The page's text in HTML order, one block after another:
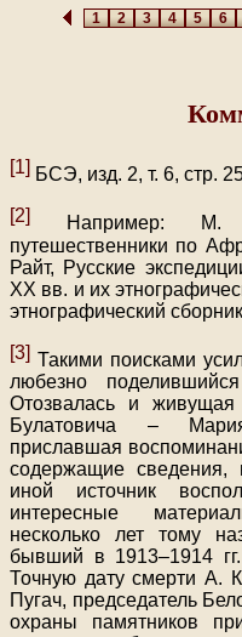
123456
[1] БСЭ, изд. 2, т. 6, стр.
[2]
Например: М.
путешественники по
Райт, Русские
XX вв. и их
этнографический
[3] Такими поисками
любезно
Отозвалась и
Булатовича –
приславшая
содержащие сведения,
иной источник
интересные
несколько лет тому
бывший в 1913–1914
Точную дату смерти А.
Пугач, председатель
охраны памятников